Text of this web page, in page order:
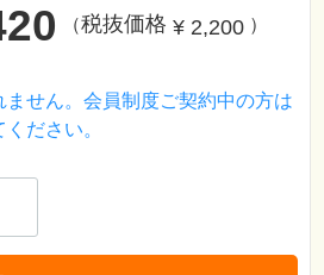
（税抜価格 ¥ 2,200 ）
せん。会員制度ご契約中の方は
ださい。